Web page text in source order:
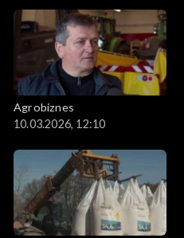
Agrobiznes
10.03.2026, 12:10